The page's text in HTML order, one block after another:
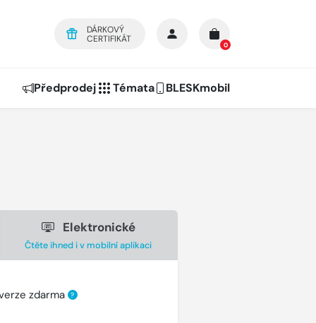
DÁRKOVÝ
CERTIFIKÁT
0
Předprodej Témata BLESKmobil
Elektronické
Čtěte ihned i v mobilní aplikaci
zdarma ?